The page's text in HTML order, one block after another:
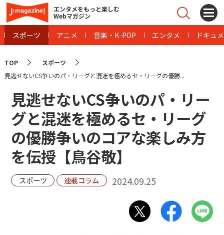
エンタメをもっと楽しむ
Webマガジン
スポーツ アニメ 音楽・K-POP エンタメ ドキュ
TOP
スポーツ
見逃せないCS争いのパ・リーグと混迷を極めるセ・リーグの優勝...
見逃せないCS争いのパ・リー
グと混迷を極めるセ・リーグ
の優勝争いのコアな楽しみ方
を伝授【鳥谷敬】
スポーツ 連載コラム 2024.09.25